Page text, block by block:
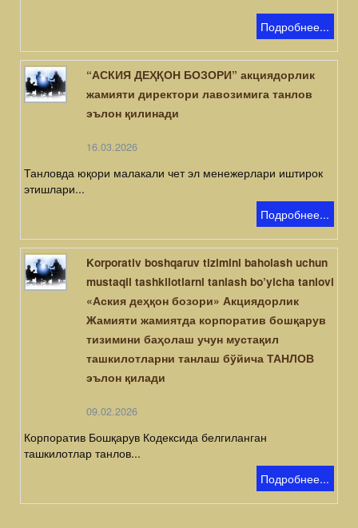
Подробнее...
“АСКИЯ ДЕҲҚОН БОЗОРИ” акциядорлик
жамияти директори лавозимига танлов
эълон қилинади
16.03.2026
Танловда юқори малакали чет эл менежерлари иштирок
этишлари...
Подробнее...
Korporativ boshqaruv tizimini baholash uchun
mustaqil tashkilotlarni tanlash bo’yicha tanlovi
«Аския деҳқон бозори» Акциядорлик
Жамияти жамиятда корпоратив бошқарув
тизимини баҳолаш учун мустақил
ташкилотларни танлаш бўйича ТАНЛОВ
эълон қилади
09.02.2026
Корпоратив Бошқарув Кодексида белгиланган
ташкилотлар танлов...
Подробнее...